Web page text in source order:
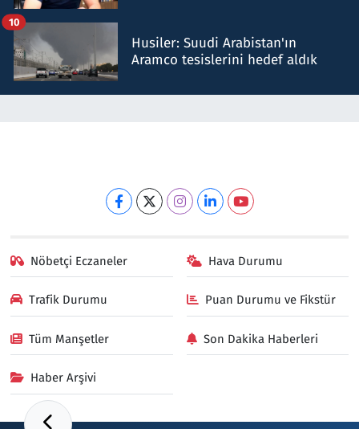
Husiler: Suudi Arabistan'ın
Aramco tesislerini hedef aldık
10
Nöbetçi Eczaneler Hava Durumu
Trafik Durumu Puan Durumu ve Fikstür
Tüm Manşetler Son Dakika Haberleri
Haber Arşivi